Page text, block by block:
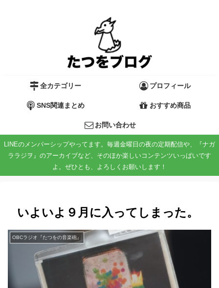
全カテゴリー プロフィール
SNS関連まとめ おすすめ商品
お問い合わせ
LINEのメンバーシップやってます。毎週金曜日の夜の定期配信や、『ナガ
ララジヲ』のアーカイブなど、そのほか楽しいコンテンツいっぱいです
よ。ぜひとも、よろしくお願いします！
いよいよ９月に入ってしまった。
OBCラジオ『たつをの音楽砲』